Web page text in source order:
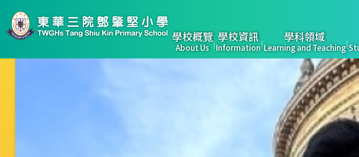
移至主內容
Main
navigation
學校概覽
About Us
學校資訊
Information
學科領域
Learning and Teaching